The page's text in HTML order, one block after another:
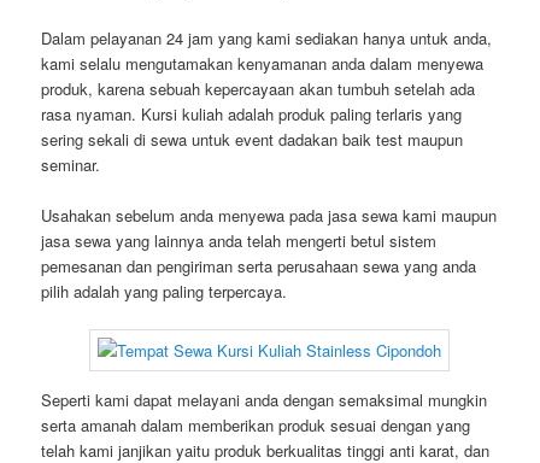
Dalam pelayanan 24 jam yang kami sediakan hanya untuk anda,
kami selalu mengutamakan kenyamanan anda dalam menyewa
produk, karena sebuah kepercayaan akan tumbuh setelah ada
rasa nyaman. Kursi kuliah adalah produk paling terlaris yang
sering sekali di sewa untuk event dadakan baik test maupun
seminar.
Usahakan sebelum anda menyewa pada jasa sewa kami maupun
jasa sewa yang lainnya anda telah mengerti betul sistem
pemesanan dan pengiriman serta perusahaan sewa yang anda
pilih adalah yang paling terpercaya.
Seperti kami dapat melayani anda dengan semaksimal mungkin
serta amanah dalam memberikan produk sesuai dengan yang
telah kami janjikan yaitu produk berkualitas tinggi anti karat, dan